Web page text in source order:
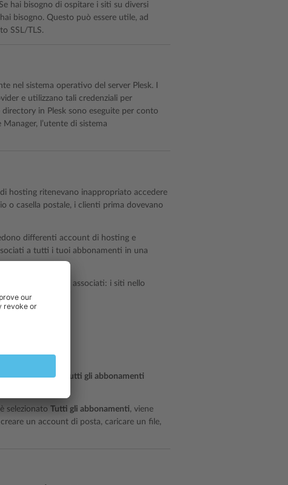
hai bisogno di ospitare i siti su diversi
bisogno. Questo può essere utile, ad
SSL/TLS.
nel sistema operativo del server Plesk. I
e utilizzano tali credenziali per
in Plesk sono eseguite per conto
l’utente di sistema
hosting ritenevano inappropriato accedere
o casella postale, i clienti prima dovevano
differenti account di hosting e
a tutti i tuoi abbonamenti in una
di sistema loro associati: i siti nello
L’opzione
Tutti gli abbonamenti
selezionato Tutti gli abbonamenti, viene
un account di posta, caricare un file,